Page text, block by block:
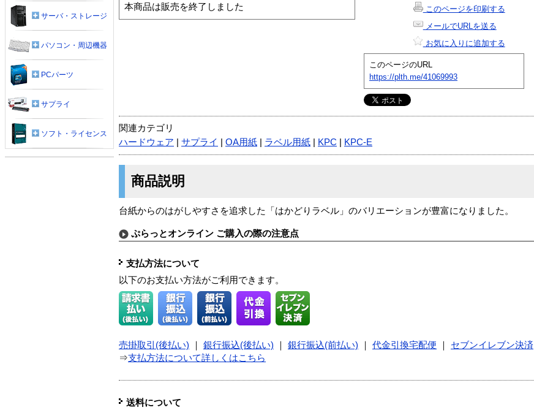
本商品は販売を終了しました
このページを印刷する
メールでURLを送る
お気に入りに追加する
このページのURL
https://plth.me/41069993
関連カテゴリ
ハードウェア
サプライ OA用紙 ラベル用紙 KPC KPC-E
商品説明
台紙からのはがしやすさを追求した「はかどりラベル」のバリエーションが豊富になりました。
ぷらっとオンライン ご購入の際の注意点
支払方法について
以下のお支払い方法がご利用できます。
売掛取引(後払い) 銀行振込(後払い) 銀行振込(前払い) 代金引換宅配便
セブンイレブン決済
⇒支払方法について詳しくはこちら
送料について
サーバ・ストレージ
パソコン・周辺機器
PCパーツ
サプライ
ソフト・ライセンス